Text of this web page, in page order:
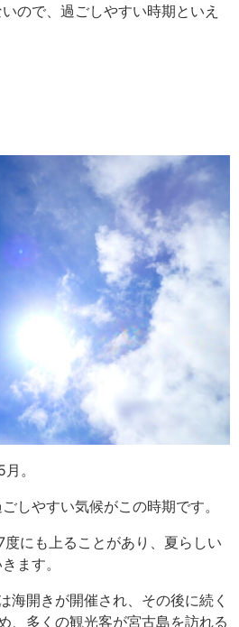
ので、過ごしやすい時期といえ
。
しやすい気候がこの時期です。
にも上ることがあり、夏らしい
ます。
海開きが開催され、その後に続く
、多くの観光客が宮古島を訪れる